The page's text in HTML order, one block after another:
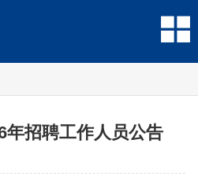
年招聘工作人员公告